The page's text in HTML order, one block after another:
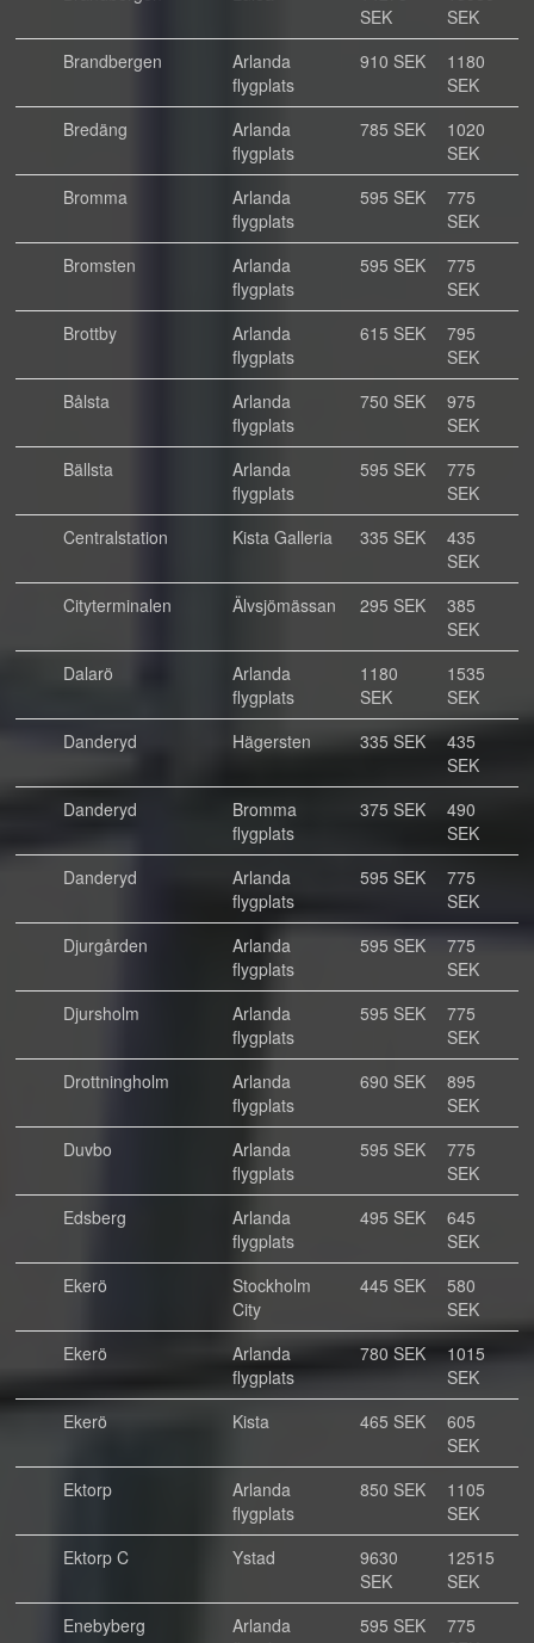
SEK
SEK
Brandbergen
Arlanda
flygplats
910 SEK
1180
SEK
Bredäng
Arlanda
flygplats
785 SEK
1020
SEK
Bromma
Arlanda
flygplats
595 SEK
775
SEK
Bromsten
Arlanda
flygplats
595 SEK
775
SEK
Brottby
Arlanda
flygplats
615 SEK
795
SEK
Bålsta
Arlanda
flygplats
750 SEK
975
SEK
Bällsta
Arlanda
flygplats
595 SEK
775
SEK
Centralstation
Kista Galleria 335 SEK
435
SEK
Cityterminalen
Älvsjömässan 295 SEK
385
SEK
Dalarö
Arlanda
flygplats
1180
SEK
1535
SEK
Danderyd
Hägersten 335 SEK
435
SEK
Danderyd
Bromma
flygplats
375 SEK
490
SEK
Danderyd
Arlanda
flygplats
595 SEK
775
SEK
Djurgården
Arlanda
flygplats
595 SEK
775
SEK
Djursholm
Arlanda
flygplats
595 SEK
775
SEK
Drottningholm
Arlanda
flygplats
690 SEK
895
SEK
Duvbo
Arlanda
flygplats
595 SEK
775
SEK
Edsberg
Arlanda
flygplats
495 SEK
645
SEK
Ekerö
Stockholm
City
445 SEK
580
SEK
Ekerö
Arlanda
flygplats
780 SEK
1015
SEK
Ekerö
Kista 465 SEK
605
SEK
Ektorp
Arlanda
flygplats
850 SEK
1105
SEK
Ektorp C
Ystad
9630
SEK
12515
SEK
Enebyberg
Arlanda
595 SEK
775